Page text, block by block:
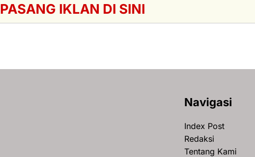
PASANG IKLAN DI SINI
Navigasi
Index Post
Redaksi
Tentang Kami